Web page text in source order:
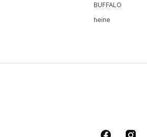
BUFFALO
heine